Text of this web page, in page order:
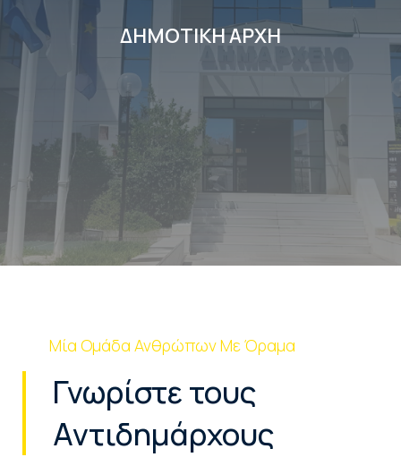
ΔΗΜΟΤΙΚΗ ΑΡΧΗ
Μία Ομάδα Ανθρώπων Με Όραμα
Γνωρίστε τους
Αντιδημάρχους